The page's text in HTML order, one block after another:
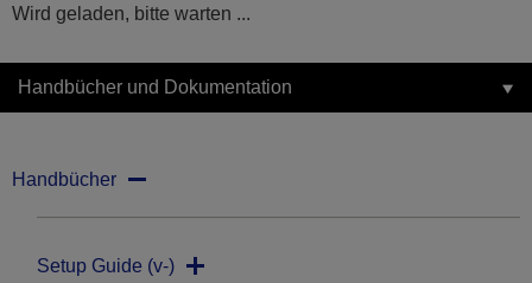
Wird geladen, bitte warten ...
Handbücher und Dokumentation
Handbücher
Setup Guide (v-)